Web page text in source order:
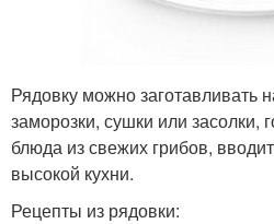
Рядовку можно заготавливать
заморозки, сушки или засолки,
блюда из свежих грибов,
высокой кухни.
Рецепты из рядовки: